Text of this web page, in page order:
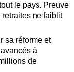
le pays. Preuve
ne faiblit
sa réforme et
à
de